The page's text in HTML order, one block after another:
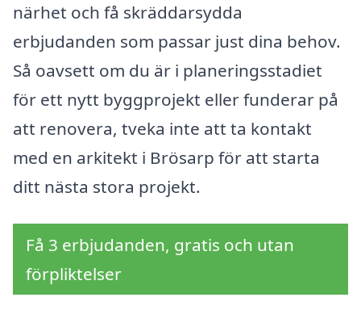
närhet och få skräddarsydda
erbjudanden som passar just dina behov.
Så oavsett om du är i planeringsstadiet
för ett nytt byggprojekt eller funderar på
att renovera, tveka inte att ta kontakt
med en arkitekt i Brösarp för att starta
ditt nästa stora projekt.
Få 3 erbjudanden, gratis och utan
förpliktelser